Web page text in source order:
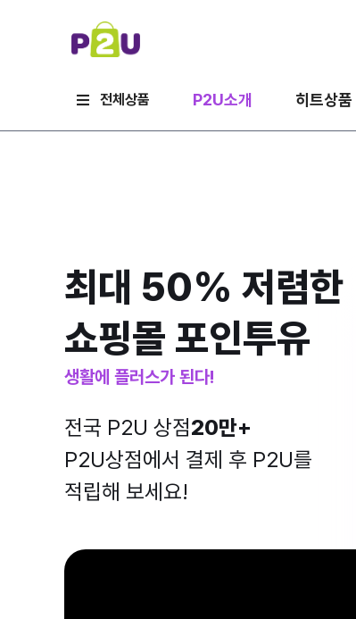
전체상품 P2U소개 히트상품